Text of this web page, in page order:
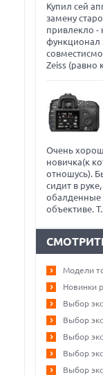
Купил сей
замену
привлекло -
функционал
Zeiss (равно
Очень
новичка(к
отношусь).
сидит в
обалденные
объективе.
Модели
Новинки
Выбор
Выбор
Выбор
Выбор
Выбор